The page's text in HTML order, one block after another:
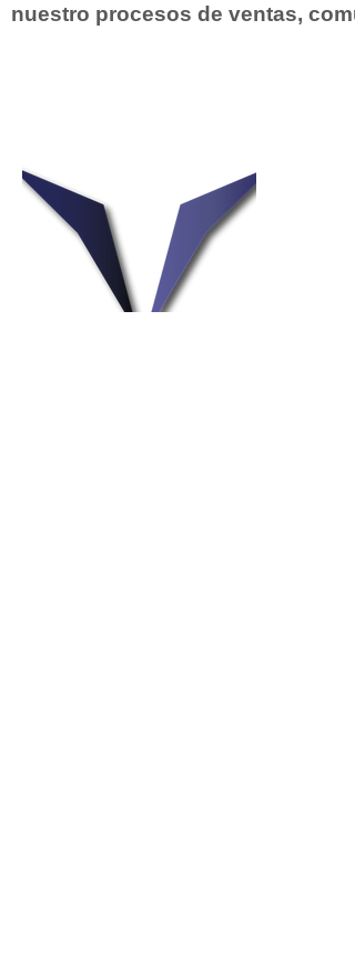
nuestro procesos de ventas,